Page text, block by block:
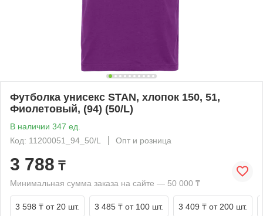
Футболка унисекс STAN, хлопок 150, 51,
Фиолетовый, (94) (50/L)
В наличии 347 ед.
Код: 11200051_94_50/L
Опт и розница
3 788 ₸
Минимальная сумма заказа на сайте — 50 000 ₸
3 598 ₸ от 20 шт. 3 485 ₸ от 100 шт. 3 409 ₸ от 200 шт.